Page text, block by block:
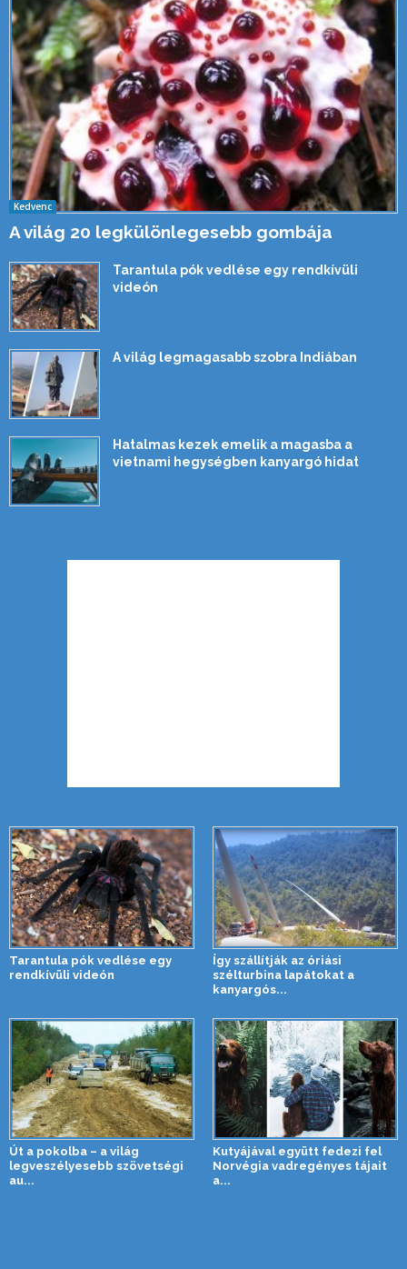
Kedvenc
A világ 20 legkülönlegesebb gombája
Tarantula pók vedlése egy rendkívüli
videón
A világ legmagasabb szobra Indiában
Hatalmas kezek emelik a magasba a
vietnami hegységben kanyargó hidat
Tarantula pók vedlése egy
rendkívüli videón
Így szállítják az óriási
szélturbina lapátokat a
kanyargós...
Út a pokolba – a világ
legveszélyesebb szövetségi
au...
Kutyájával együtt fedezi fel
Norvégia vadregényes tájait
a...